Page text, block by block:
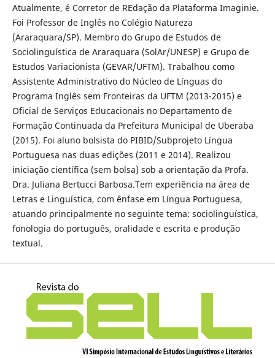
Atualmente, é Corretor de REdação da Plataforma Imaginie.
Foi Professor de Inglês no Colégio Natureza
(Araraquara/SP). Membro do Grupo de Estudos de
Sociolinguística de Araraquara (SolAr/UNESP) e Grupo de
Estudos Variacionista (GEVAR/UFTM). Trabalhou como
Assistente Administrativo do Núcleo de Línguas do
Programa Inglês sem Fronteiras da UFTM (2013-2015) e
Oficial de Serviços Educacionais no Departamento de
Formação Continuada da Prefeitura Municipal de Uberaba
(2015). Foi aluno bolsista do PIBID/Subprojeto Língua
Portuguesa nas duas edições (2011 e 2014). Realizou
iniciação científica (sem bolsa) sob a orientação da Profa.
Dra. Juliana Bertucci Barbosa.Tem experiência na área de
Letras e Linguística, com ênfase em Língua Portuguesa,
atuando principalmente no seguinte tema: sociolinguística,
fonologia do português, oralidade e escrita e produção
textual.